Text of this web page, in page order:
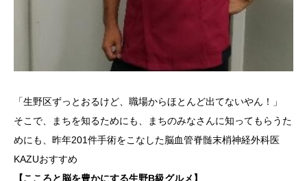
「生野区ずっとおるけど、職場からほとんど出てないやん！」
そこで、まちを知るためにも、まちのみなさんに知ってもらうた
めにも、昨年201件手術をこなした脳血管脊髄末梢神経外科医
KAZUおすすめ
【こころと脳を豊かにする生野B級グルメ】